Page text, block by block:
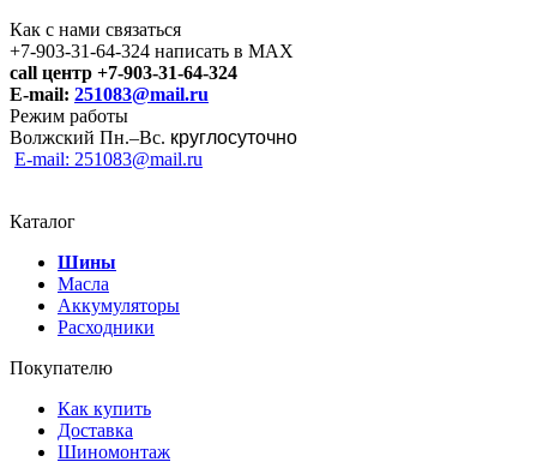
Как с нами связаться
+7-903-31-64-324 написать в MAX
call центр +7-903-31-64-324
E-mail: 251083@mail.ru
Режим работы
Волжский Пн.–Вс. круглосуточно
E-mail: 251083@mail.ru
Каталог
Шины
Масла
Аккумуляторы
Расходники
Покупателю
Как купить
Доставка
Шиномонтаж